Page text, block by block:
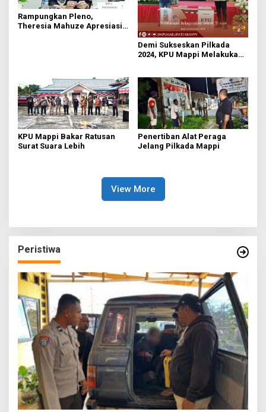
Rampungkan Pleno,
Theresia Mahuze Apresiasi
Demi Sukseskan Pilkada
2024, KPU Mappi Melakukan
KPU Mappi Bakar Ratusan
Surat Suara Lebih
Penertiban Alat Peraga
Jelang Pilkada Mappi
View More
Peristiwa